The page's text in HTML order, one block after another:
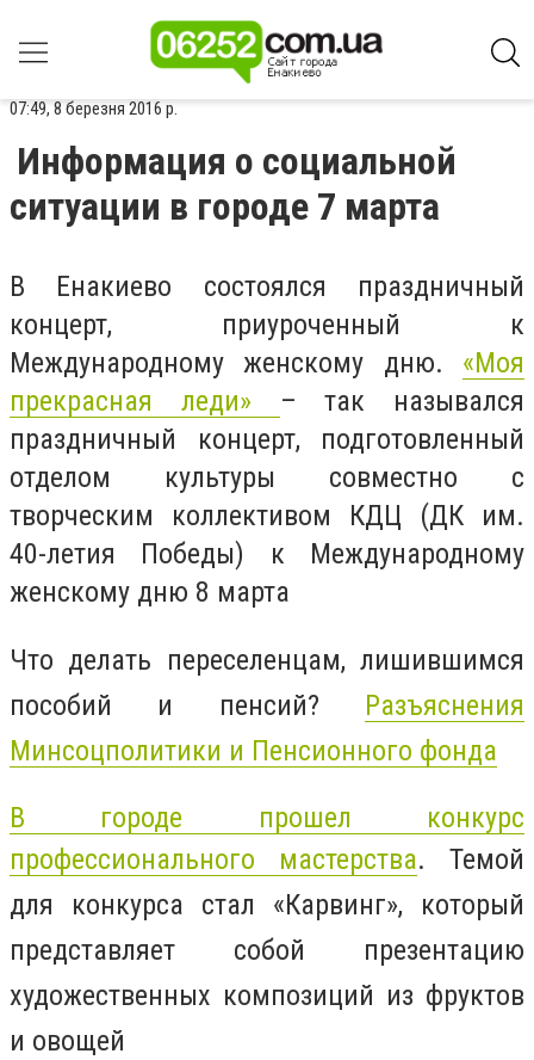
07:49, 8 березня 2016 р.
Информация о социальной
ситуации в городе 7 марта
В Енакиево состоялся праздничный
концерт, приуроченный к
Международному женскому дню. «Моя
прекрасная леди» – так назывался
праздничный концерт, подготовленный
отделом культуры совместно с
творческим коллективом КДЦ (ДК им.
40-летия Победы) к Международному
женскому дню 8 марта
Что делать переселенцам, лишившимся
пособий и пенсий? Разъяснения
Минсоцполитики и Пенсионного фонда
В городе прошел конкурс
профессионального мастерства. Темой
для конкурса стал «Карвинг», который
представляет собой презентацию
художественных композиций из фруктов
и овощей